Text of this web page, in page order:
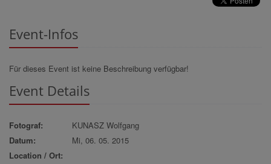
Event-Infos
Für dieses Event ist keine Beschreibung verfügbar!
Event Details
Fotograf:
KUNASZ Wolfgang
Datum:
Mi, 06. 05. 2015
Location / Ort: